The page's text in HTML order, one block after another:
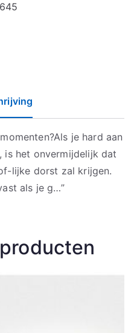
je hard aan
is het onvermijdelijk dat
lijke dorst zal krijgen.
als je g…”